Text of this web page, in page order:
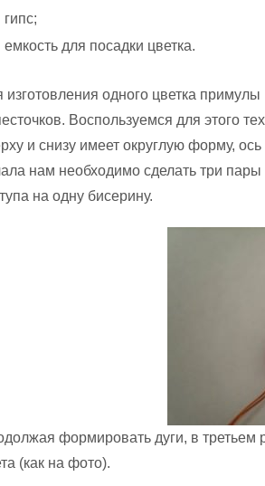
гипс;
емкость для посадки цветка.
изготовления одного цветка
Воспользуемся для этого
и снизу имеет округлую форму,
нам необходимо сделать три
на одну бисерину.
формировать дуги, в третьем
(как на фото).